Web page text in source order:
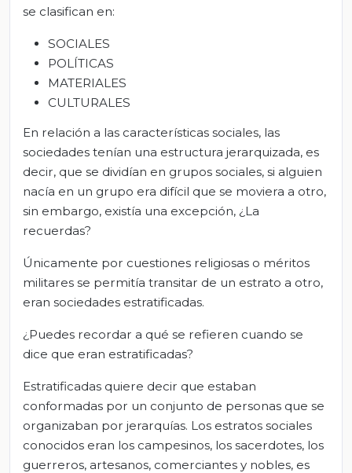
se clasifican en:
SOCIALES
POLÍTICAS
MATERIALES
CULTURALES
En relación a las características sociales, las
sociedades tenían una estructura jerarquizada, es
decir, que se dividían en grupos sociales, si alguien
nacía en un grupo era difícil que se moviera a otro,
sin embargo, existía una excepción, ¿La
recuerdas?
Únicamente por cuestiones religiosas o méritos
militares se permitía transitar de un estrato a otro,
eran sociedades estratificadas.
¿Puedes recordar a qué se refieren cuando se
dice que eran estratificadas?
Estratificadas quiere decir que estaban
conformadas por un conjunto de personas que se
organizaban por jerarquías. Los estratos sociales
conocidos eran los campesinos, los sacerdotes, los
guerreros, artesanos, comerciantes y nobles, es